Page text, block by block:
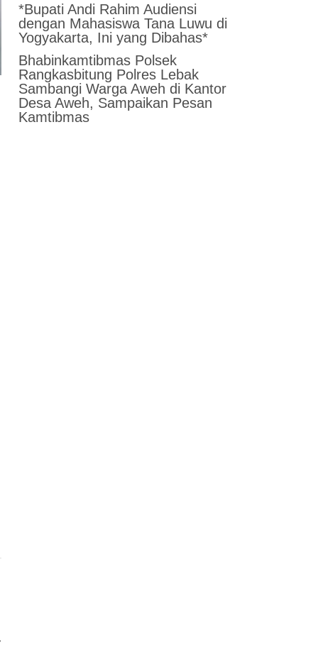
*Bupati Andi Rahim Audiensi
dengan Mahasiswa Tana Luwu di
Yogyakarta, Ini yang Dibahas*
Bhabinkamtibmas Polsek
Rangkasbitung Polres Lebak
Sambangi Warga Aweh di Kantor
Desa Aweh, Sampaikan Pesan
Kamtibmas